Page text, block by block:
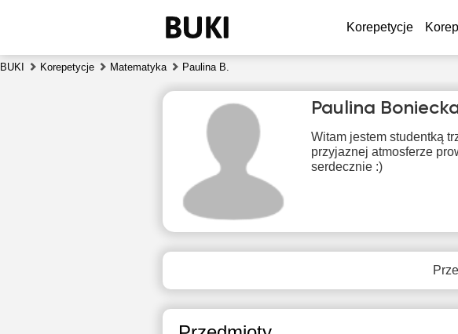
Korepetycje
BUKI Korepetycje Matematyka Paulina B.
Paulina
Witam jestem studentką
przyjaznej atmosferze
serdecznie :)
pią
7
8
9
dostępnych
dostępnych
Brak